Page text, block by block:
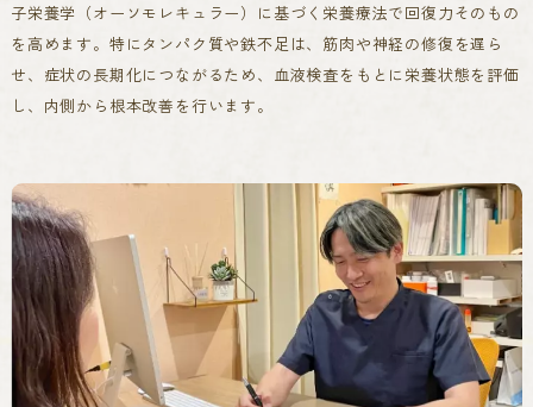
子栄養学（オーソモレキュラー）に基づく栄養療法で回復力そのもの
を高めます。 特にタンパク質や鉄不足は、筋肉や神経の修復を遅ら
せ、症状の長期化につながるため、血液検査をもとに栄養状態を評価
し、内側から根本改善を行います。